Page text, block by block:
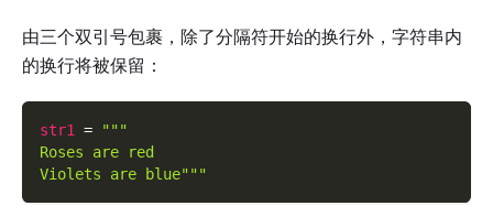
由三个双引号包裹，除了分隔符开始的换行外，字符串内
的换行将被保留：
str1 =
"""
Roses are red
Violets are blue"""